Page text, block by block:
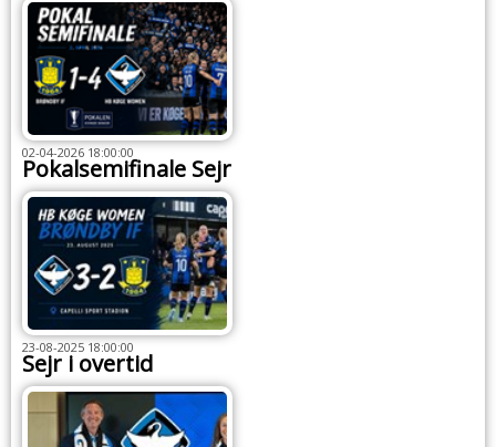
02-04-2026 18:00:00
Pokalsemifinale Sejr
23-08-2025 18:00:00
Sejr i overtid